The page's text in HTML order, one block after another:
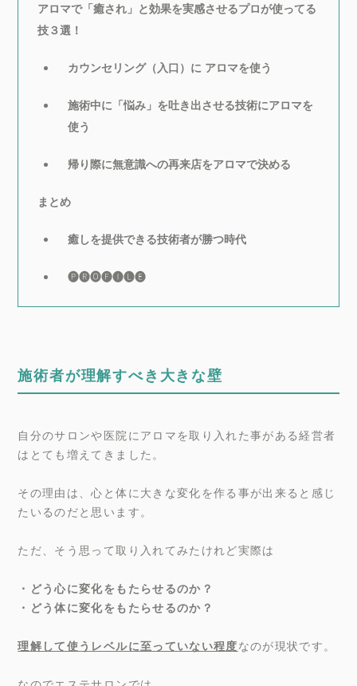
アロマで「癒され」と効果を実感させるプロが使ってる
技３選！
カウンセリング（入口）に アロマを使う
施術中に「悩み」を吐き出させる技術にアロマを
使う
帰り際に無意識への再来店をアロマで決める
まとめ
癒しを提供できる技術者が勝つ時代
🅟🅡🅞🅕🅘🅛🅔
施術者が理解すべき大きな壁
自分のサロンや医院にアロマを取り入れた事がある経営者
はとても増えてきました。
その理由は、心と体に大きな変化を作る事が出来ると感じ
たいるのだと思います。
ただ、そう思って取り入れてみたけれど実際は
・どう心に変化をもたらせるのか？
・どう体に変化をもたらせるのか？
理解して使うレベルに至っていない程度なのが現状です。